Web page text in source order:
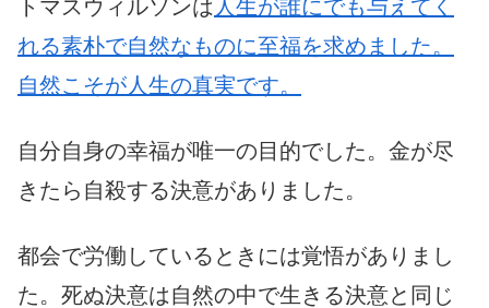
トマスウィルソンは 人生が誰にでも与えてく
れる素朴で自然なものに至福を求めました。
自然こそが人生の真実です。
自分自身の幸福が唯一の目的でした。金が尽
きたら自殺する決意がありました。
都会で労働しているときには覚悟がありまし
た。死ぬ決意は自然の中で生きる決意と同じ